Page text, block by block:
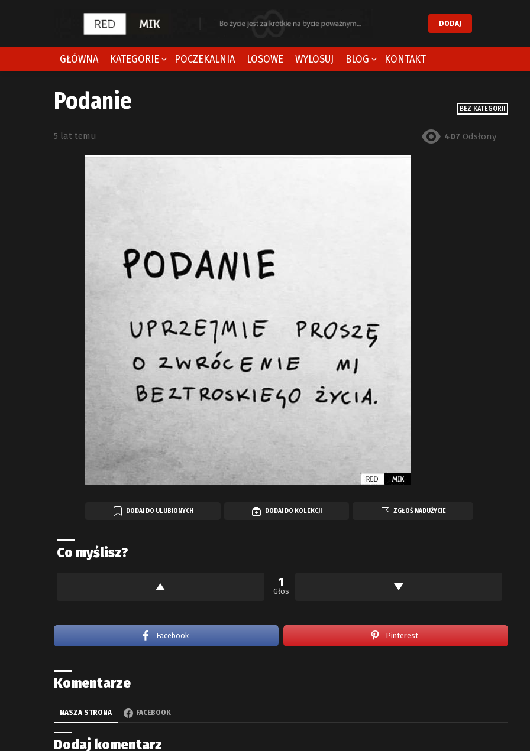
DODAJ
GŁÓWNA KATEGORIE POCZEKALNIA LOSOWE WYLOSUJ BLOG KONTAKT
BEZ KATEGORII
Podanie
5 lat temu 407 Odsłony
DODAJ DO ULUBIONYCH DODAJ DO KOLEKCJI ZGŁOŚ NADUŻYCIE
Co myślisz?
1
Głos
Facebook Pinterest
Komentarze
NASZA STRONA FACEBOOK
Dodaj komentarz